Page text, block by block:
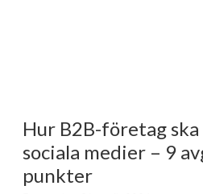
Hur B2B-företag
sociala medier – 9
punkter